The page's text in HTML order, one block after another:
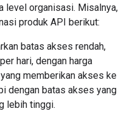
level organisasi. Misalnya,
produk API berikut:
batas akses rendah,
hari, dengan harga
memberikan akses ke
dengan batas akses yang
lebih tinggi.